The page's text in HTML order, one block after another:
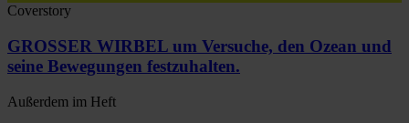
Coverstory
GROSSER WIRBEL um Versuche, den Ozean und
seine Bewegungen festzuhalten.
Außerdem im Heft